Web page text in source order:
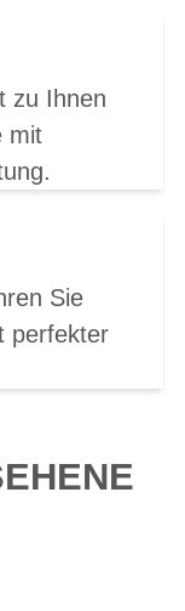
zu Ihnen
mit
Sie
perfekter